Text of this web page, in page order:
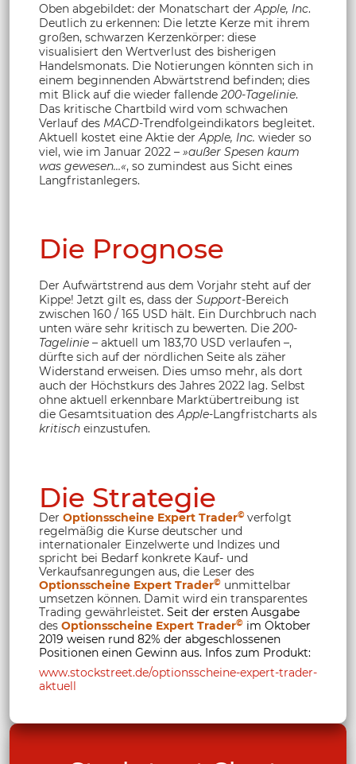
Oben abgebildet: der Monatschart der Apple, Inc.
Deutlich zu erkennen: Die letzte Kerze mit ihrem
großen, schwarzen Kerzenkörper: diese
visualisiert den Wertverlust des bisherigen
Handelsmonats. Die Notierungen könnten sich in
einem beginnenden Abwärtstrend befinden; dies
mit Blick auf die wieder fallende 200-Tagelinie.
Das kritische Chartbild wird vom schwachen
Verlauf des MACD-Trendfolgeindikators begleitet.
Aktuell kostet eine Aktie der Apple, Inc. wieder so
viel, wie im Januar 2022 – »außer Spesen kaum
was gewesen…«, so zumindest aus Sicht eines
Langfristanlegers.
Die Prognose
Der Aufwärtstrend aus dem Vorjahr steht auf der
Kippe! Jetzt gilt es, dass der Support-Bereich
zwischen 160 / 165 USD hält. Ein Durchbruch nach
unten wäre sehr kritisch zu bewerten. Die 200-
Tagelinie – aktuell um 183,70 USD verlaufen –,
dürfte sich auf der nördlichen Seite als zäher
Widerstand erweisen. Dies umso mehr, als dort
auch der Höchstkurs des Jahres 2022 lag. Selbst
ohne aktuell erkennbare Marktübertreibung ist
die Gesamtsituation desApple-Langfristcharts als
kritisch einzustufen.
Die Strategie
Der Optionsscheine Expert Trader© verfolgt
regelmäßig die Kurse deutscher und
internationaler Einzelwerte und Indizes und
spricht bei Bedarf konkrete Kauf- und
Verkaufsanregungen aus, die Leser des
Optionsscheine Expert Trader© unmittelbar
umsetzen können. Damit wird ein transparentes
Trading gewährleistet. Seit der ersten Ausgabe
des Optionsscheine Expert Trader© im Oktober
2019 weisen rund 82% der abgeschlossenen
Positionen einen Gewinn aus. Infos zum Produkt:
www.stockstreet.de/optionsscheine-expert-trader-
aktuell